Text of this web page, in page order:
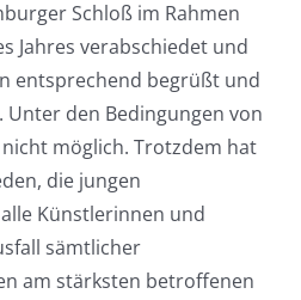
Schloß im Rahmen
Jahres verabschiedet und
entsprechend begrüßt und
den Bedingungen von
möglich. Trotzdem hat
die jungen
Künstlerinnen und
sämtlicher
am stärksten betroffenen